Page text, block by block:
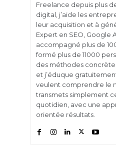
Freelance depuis plus
digital, j’aide les
leur acquisition et à
Expert en SEO, Google
accompagné plus de
formé plus de 11000
des méthodes
et j’éduque
veulent comprendre le
transmets simplement
quotidien, avec une
orientée résultats.